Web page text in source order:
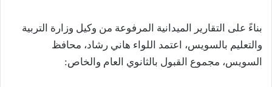
بناءً على التقارير الميدانية المرفوعة من وكيل وزارة التربية
والتعليم بالسويس، اعتمد اللواء هاني رشاد، محافظ
السويس، مجموع القبول بالثانوي العام والخاص: